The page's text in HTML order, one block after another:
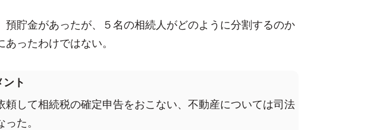
貯金があったが、５名の相続人がどのように分割するのか
ったわけではない。
ト
して相続税の確定申告をおこない、不動産については司法
た。